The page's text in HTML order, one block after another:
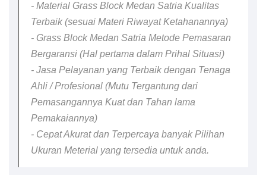
- Material Grass Block Medan Satria Kualitas
Terbaik (sesuai Materi Riwayat Ketahanannya)
- Grass Block Medan Satria Metode Pemasaran
Bergaransi (Hal pertama dalam Prihal Situasi)
- Jasa Pelayanan yang Terbaik dengan Tenaga
Ahli / Profesional (Mutu Tergantung dari
Pemasangannya Kuat dan Tahan lama
Pemakaiannya)
- Cepat Akurat dan Terpercaya banyak Pilihan
Ukuran Meterial yang tersedia untuk anda.